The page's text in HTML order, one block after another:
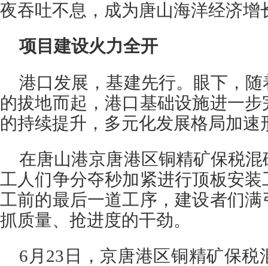
夜吞吐不息，成为唐山海洋经济增
项目建设火力全开
港口发展，基建先行。眼下，
的拔地而起，港口基础设施进一
的持续提升，多元化发展格局加速
在唐山港京唐港区铜精矿保税
工人们争分夺秒加紧进行顶板安
工前的最后一道工序，建设者们
抓质量、抢进度的干劲。
6月23日，京唐港区铜精矿保